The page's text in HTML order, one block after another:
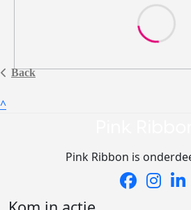
Back
^
Pink Ribbon is